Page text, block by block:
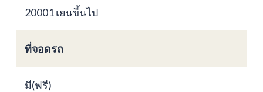
20001 เยนขึ้นไป
ที่จอดรถ
มี(ฟรี)